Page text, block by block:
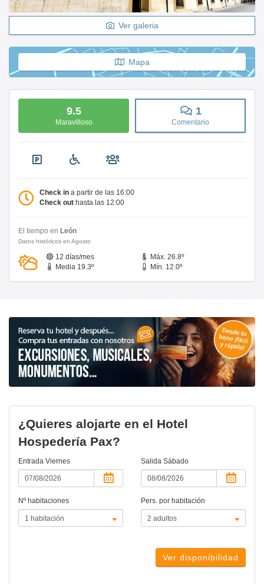
Ver galeria
Mapa
9.5
Maravilloso
1
Comentario
Check in a partir de las 16:00
Check out hasta las 12:00
El tiempo en León
Datos históricos en Agosto
12 días/mes
Máx. 26.8º
Media 19.3º
Mín. 12.0º
¿Quieres alojarte en el Hotel
Hospedería Pax?
Entrada Viernes Salida Sábado
Nº habitaciones Pers. por habitación
Ver disponibilidad